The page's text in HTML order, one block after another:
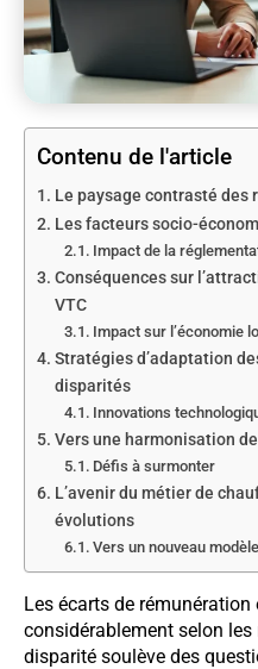
Contenu de l'article
Le paysage contrasté des
Les facteurs socio-
Impact de la
Conséquences sur
VTC
Impact sur l’économie
Stratégies d’adaptation
disparités
Innovations
Vers une harmonisation
Défis à surmonter
L’avenir du métier de
évolutions
Vers un nouveau
Les écarts de
considérablement selon
disparité soulève des